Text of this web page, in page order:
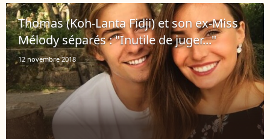
Thomas (Koh-Lanta Fidji) et son ex-Miss
Mélody séparés : "Inutile de juger..."
12 novembre 2018